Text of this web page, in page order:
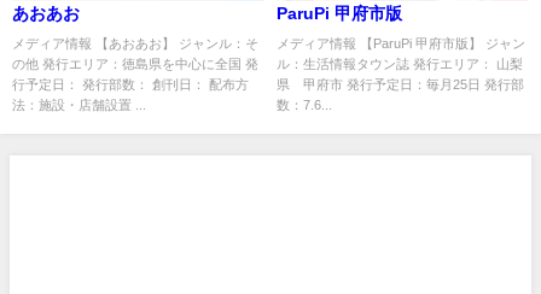
あおあお
メディア情報 【あおあお】 ジャンル：そ
の他 発行エリア：徳島県を中心に全国 発
行予定日： 発行部数： 創刊日： 配布方
法：施設・店舗設置 ...
ParuPi 甲府市版
メディア情報 【ParuPi 甲府市版】 ジャン
ル：生活情報タウン誌 発行エリア： 山梨
県 甲府市 発行予定日：毎月25日 発行部
数：7.6...